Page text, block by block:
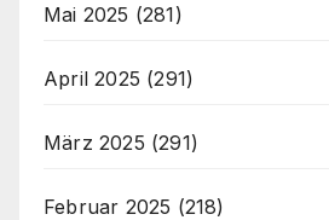
Mai 2025 (281)
April 2025 (291)
März 2025 (291)
Februar 2025 (218)